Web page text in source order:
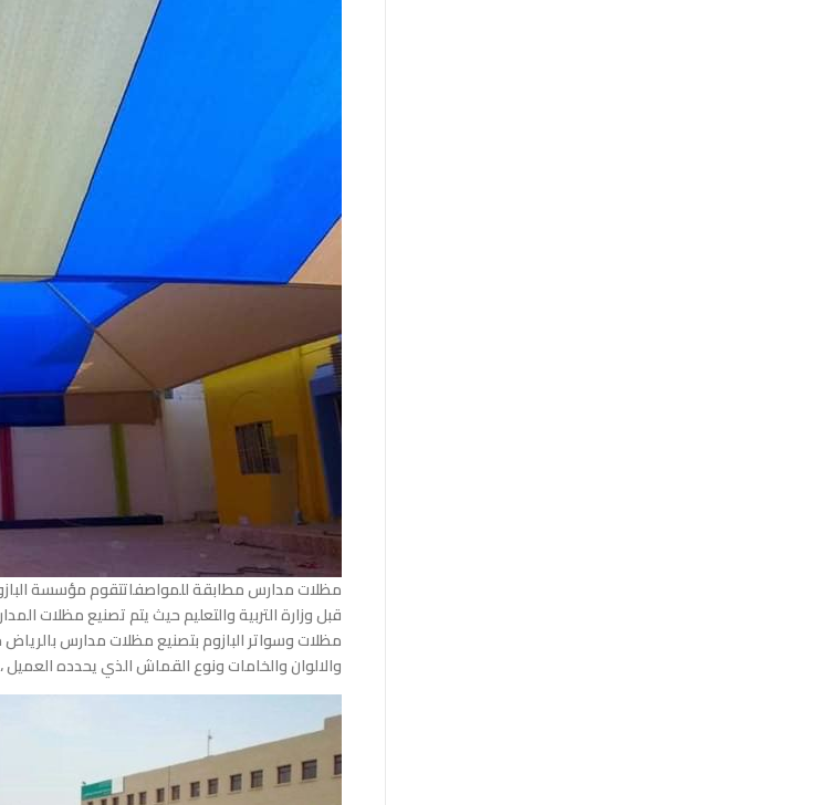
مظلات مدارس مطابقة للمواصفاتتقوم مؤسسة
قبل وزارة التربية والتعليم حيث يتم تصنيع
مظلات وسواتر البازوم بتصنيع مظلات مدارس
والالوان والخامات ونوع القماش الذي يحدده